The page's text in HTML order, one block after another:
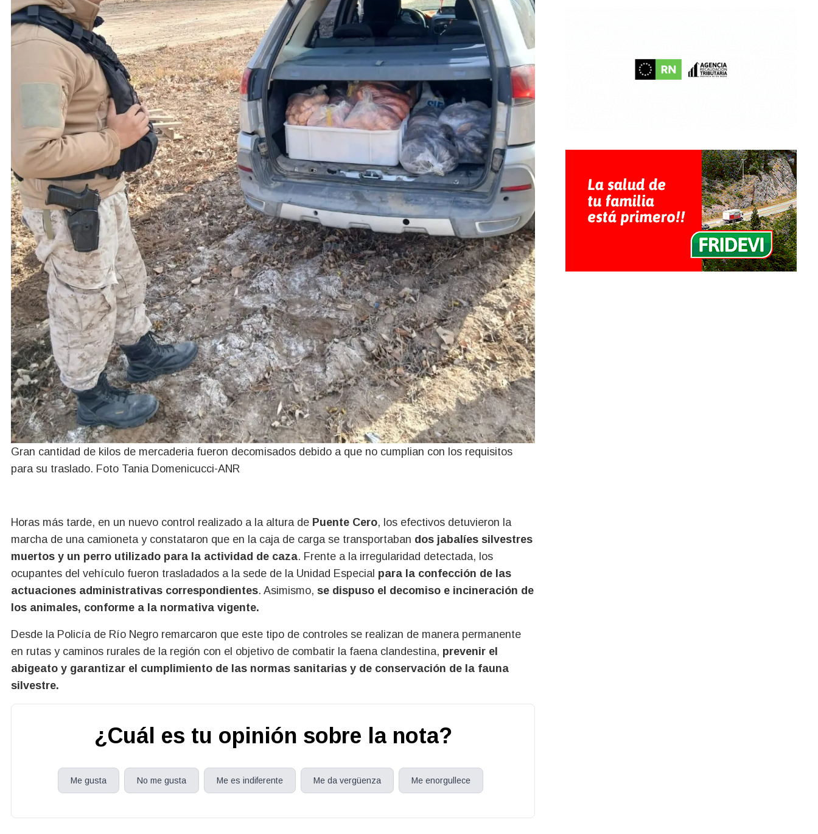
Gran cantidad de kilos de mercaderia fueron decomisados debido a que no cumplian con los requisitos
para su traslado. Foto Tania Domenicucci-ANR
Horas más tarde, en un nuevo control realizado a la altura de Puente Cero, los efectivos detuvieron la
marcha de una camioneta y constataron que en la caja de carga se transportaban dos jabalíes silvestres
muertos y un perro utilizado para la actividad de caza. Frente a la irregularidad detectada, los
ocupantes del vehículo fueron trasladados a la sede de la Unidad Especial para la confección de las
actuaciones administrativas correspondientes. Asimismo, se dispuso el decomiso e incineración de
los animales, conforme a la normativa vigente.
Desde la Policía de Río Negro remarcaron que este tipo de controles se realizan de manera permanente
en rutas y caminos rurales de la región con el objetivo de combatir la faena clandestina, prevenir el
abigeato y garantizar el cumplimiento de las normas sanitarias y de conservación de la fauna
silvestre.
¿Cuál es tu opinión sobre la nota?
Me gusta No me gusta Me es indiferente Me da vergüenza Me enorgullece